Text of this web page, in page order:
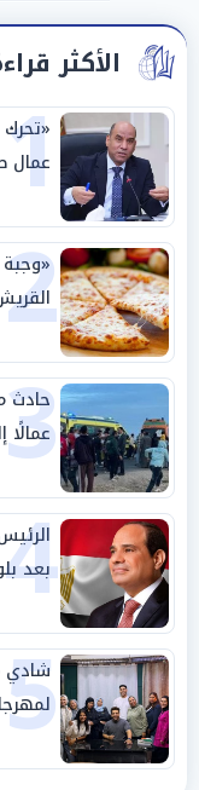
الأكثر1
عمال
2
3
حادث
عمالًا إلى
4
بعد
5
شادي